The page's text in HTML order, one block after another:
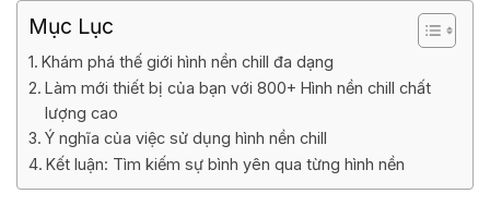
Mục Lục
Khám phá thế giới hình nền chill đa dạng
Làm mới thiết bị của bạn với 800+ Hình nền chill chất
lượng cao
Ý nghĩa của việc sử dụng hình nền chill
Kết luận: Tìm kiếm sự bình yên qua từng hình nền